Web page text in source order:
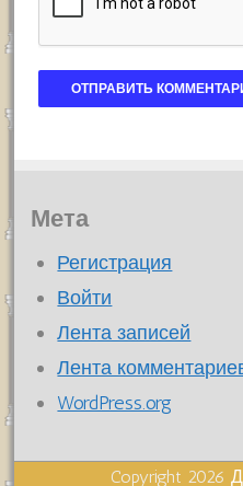
Мета
Регистрация
Войти
Лента записей
Лента
WordPress.org
Copyright 2026